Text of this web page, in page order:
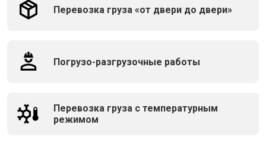
Перевозка груза «от двери до двери»
Погрузо-разгрузочные работы
Перевозка груза с температурным
режимом